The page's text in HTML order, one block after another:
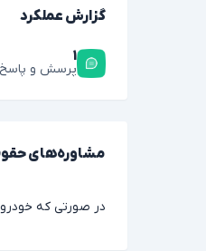
گزارش عملکرد
۱
پرسش و پاسخ
مشاوره‌های
در صورتی که